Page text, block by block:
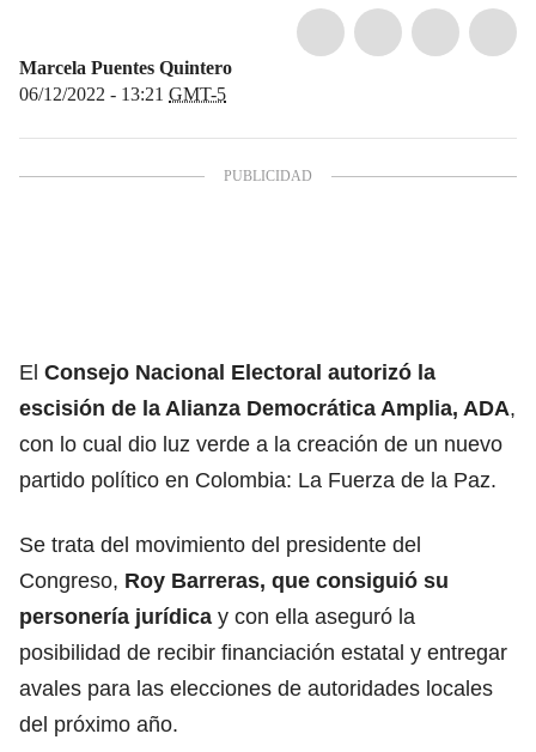
Marcela Puentes Quintero
06/12/2022 - 13:21 GMT-5
El Consejo Nacional Electoral autorizó la
escisión de la Alianza Democrática Amplia, ADA,
con lo cual dio luz verde a la creación de un nuevo
partido político en Colombia: La Fuerza de la Paz.
Se trata del movimiento del presidente del
Congreso, Roy Barreras, que consiguió su
personería jurídica y con ella aseguró la
posibilidad de recibir financiación estatal y entregar
avales para las elecciones de autoridades locales
del próximo año.